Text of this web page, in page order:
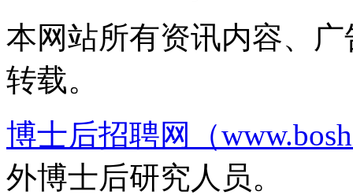
本网站所有资讯内容、
转载。
博士后招聘网（
外博士后研究人员。